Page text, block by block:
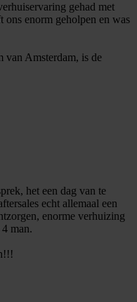
gehad met
enorm geholpen en was
van Amsterdam, is de
het een dag van te
echt allemaal een
enorme verhuizing
man.